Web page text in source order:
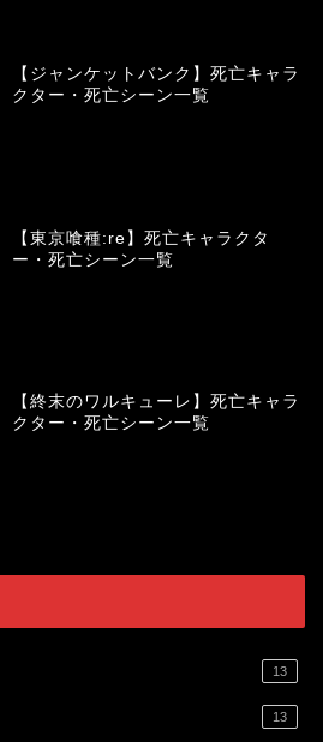
【ジャンケットバンク】死亡キャラ
クター・死亡シーン一覧
【東京喰種:re】死亡キャラクタ
ー・死亡シーン一覧
【終末のワルキューレ】死亡キャラ
クター・死亡シーン一覧
13
13